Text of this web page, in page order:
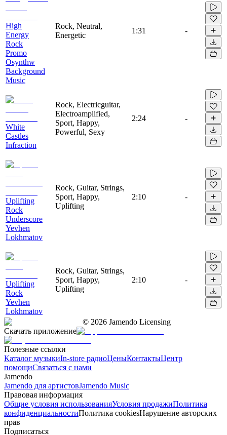
High
Energy
Rock
Promo
Osynthw
Background
Music
Rock, Neutral,
Energetic
1:31 -
White
Castles
Infraction
Rock, Electricguitar,
Electroamplified,
Sport, Happy,
Powerful, Sexy
2:24 -
Uplifting
Rock
Underscore
Yevhen
Lokhmatov
Rock, Guitar, Strings,
Sport, Happy,
Uplifting
2:10 -
Uplifting
Rock
Yevhen
Lokhmatov
Rock, Guitar, Strings,
Sport, Happy,
Uplifting
2:10 -
© 2026 Jamendo Licensing
Скачать приложение
Полезные ссылки
Каталог музыкиIn-store радиоЦеныКонтактыЦентр
помощиСвязаться с нами
Jamendo
Jamendo для артистовJamendo Music
Правовая информация
Общие условия использованияУсловия продажиПолитика
конфиденциальностиПолитика cookiesНарушение авторских
прав
Подписаться